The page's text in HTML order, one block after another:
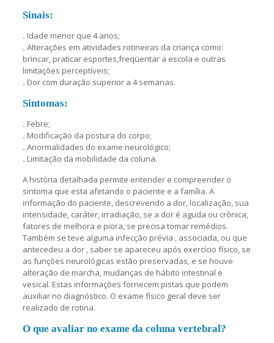
Sinais:
. Idade menor que 4 anos;
. Alterações em atividades rotineiras da criança como:
brincar, praticar esportes,freqüentar a escola e outras
limitações perceptíveis;
. Dor com duração superior a 4 semanas.
Sintomas:
. Febre;
. Modificação da postura do corpo;
. Anormalidades do exame neurológico;
. Limitação da mobilidade da coluna.
A história detalhada permite entender e compreender o
sintoma que esta afetando o paciente e a família. A
informação do paciente, descrevendo a dor, localização, sua
intensidade, caráter, irradiação, se a dor é aguda ou crônica,
fatores de melhora e piora, se precisa tomar remédios.
Também se teve alguma infecção prévia , associada, ou que
antecedeu a dor , saber se apareceu após exercício físico, se
as funções neurológicas estão preservadas, e se houve
alteração de marcha, mudanças de hábito intestinal e
vesical. Estas informações fornecem pistas que podem
auxiliar no diagnóstico. O exame físico geral deve ser
realizado de rotina.
O que avaliar no exame da coluna vertebral?